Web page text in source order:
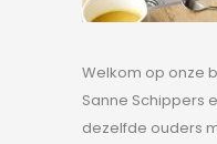
Welkom op onze
Sanne Schippers
dezelfde ouders